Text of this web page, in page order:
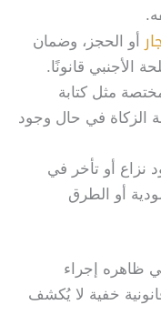
أو الحجز، وضمان
الأجنبي قانونًا.
مثل كتابة
الزكاة في حال وجود
نزاع أو تأخر في
أو الطرق
ظاهره إجراء
خفية لا يُكشف